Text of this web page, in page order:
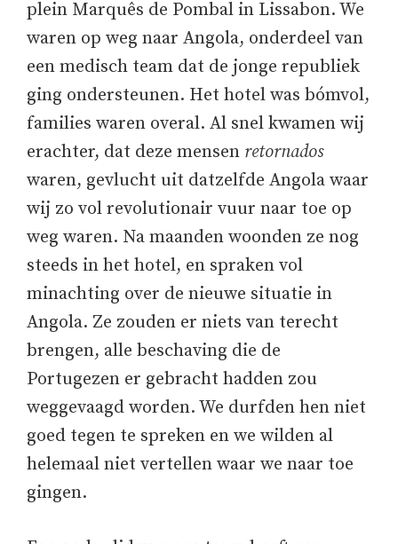
plein Marquês de Pombal in Lissabon. We
waren op weg naar Angola, onderdeel van
een medisch team dat de jonge republiek
ging ondersteunen. Het hotel was bómvol,
families waren overal. Al snel kwamen wij
erachter, dat deze mensen retornados
waren, gevlucht uit datzelfde Angola waar
wij zo vol revolutionair vuur naar toe op
weg waren. Na maanden woonden ze nog
steeds in het hotel, en spraken vol
minachting over de nieuwe situatie in
Angola. Ze zouden er niets van terecht
brengen, alle beschaving die de
Portugezen er gebracht hadden zou
weggevaagd worden. We durfden hen niet
goed tegen te spreken en we wilden al
helemaal niet vertellen waar we naar toe
gingen.